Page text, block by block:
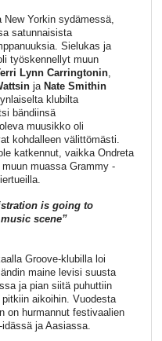
Yorkin sydämessä,
satunnaisista
Sielukas ja
työskennellyt muun
Lynn Carringtonin,
ja Nate Smithin
klubilta
bändiinsä
muusikko oli
kohdalleen välittömästi.
katkennut, vaikka Ondreta
muassa Grammy -
is going to
scene”
Groove-klubilla loi
maine levisi suusta
ja pian siitä puhuttiin
aikoihin. Vuodesta
on hurmannut festivaalien
ja Aasiassa.